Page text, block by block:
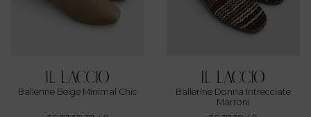
Ballerine Beige Minimal Chic
Ballerine Donna Intrecciate
Marroni